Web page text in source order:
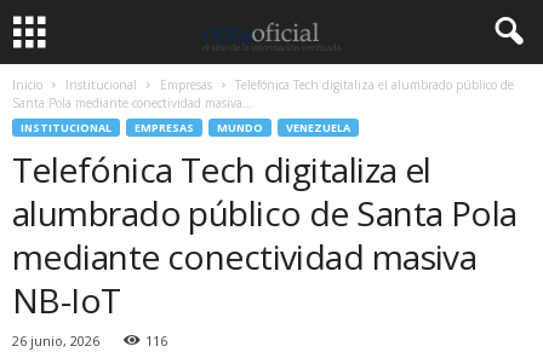
Inicio Institucional Empresas
Telefónica Tech digitaliza el alumbrado público de
Santa Pola mediante conectividad masiva...
INSTITUCIONAL EMPRESAS MUNDO VENEZUELA
Telefónica Tech digitaliza el
alumbrado público de Santa Pola
mediante conectividad masiva
NB-IoT
26 junio, 2026 116